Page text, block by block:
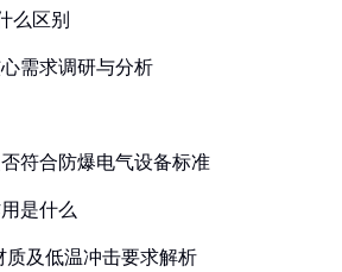
么区别
需求调研与分析
符合防爆电气设备标准
是什么
质及低温冲击要求解析